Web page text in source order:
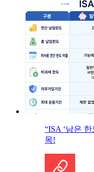
“ISA ‘남은
목!